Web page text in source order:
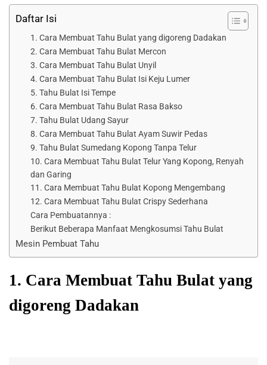
Daftar Isi
1. Cara Membuat Tahu Bulat yang digoreng Dadakan
2. Cara Membuat Tahu Bulat Mercon
3. Cara Membuat Tahu Bulat Unyil
4. Cara Membuat Tahu Bulat Isi Keju Lumer
5. Tahu Bulat Isi Tempe
6. Cara Membuat Tahu Bulat Rasa Bakso
7. Tahu Bulat Udang Sayur
8. Cara Membuat Tahu Bulat Ayam Suwir Pedas
9. Tahu Bulat Sumedang Kopong Tanpa Telur
10. Cara Membuat Tahu Bulat Telur Yang Kopong, Renyah
dan Garing
11. Cara Membuat Tahu Bulat Kopong Mengembang
12. Cara Membuat Tahu Bulat Crispy Sederhana
Cara Pembuatannya :
Berikut Beberapa Manfaat Mengkosumsi Tahu Bulat
Mesin Pembuat Tahu
1. Cara Membuat Tahu Bulat yang
digoreng Dadakan